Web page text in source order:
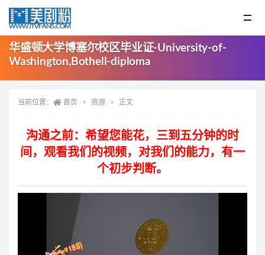
华盛顿大学博塞尔校区毕业证-University-of-
Washington,Bothell-diploma
当前位置： 首页 资源 正文
沟通之前：希望您能花，三到五分钟的时
间，观看我们的视频，对我们的能力，有一
个初步判断。